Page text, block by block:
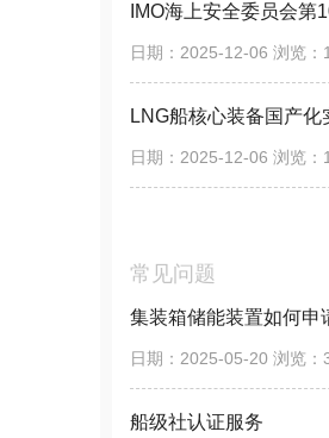
日期：2025-12-06 浏览：
LNG船核心装备国产化
日期：2025-12-06 浏览：
常见问题
集装箱储能装置如何申
日期：2025-05-20 浏览：
船级社认证服务